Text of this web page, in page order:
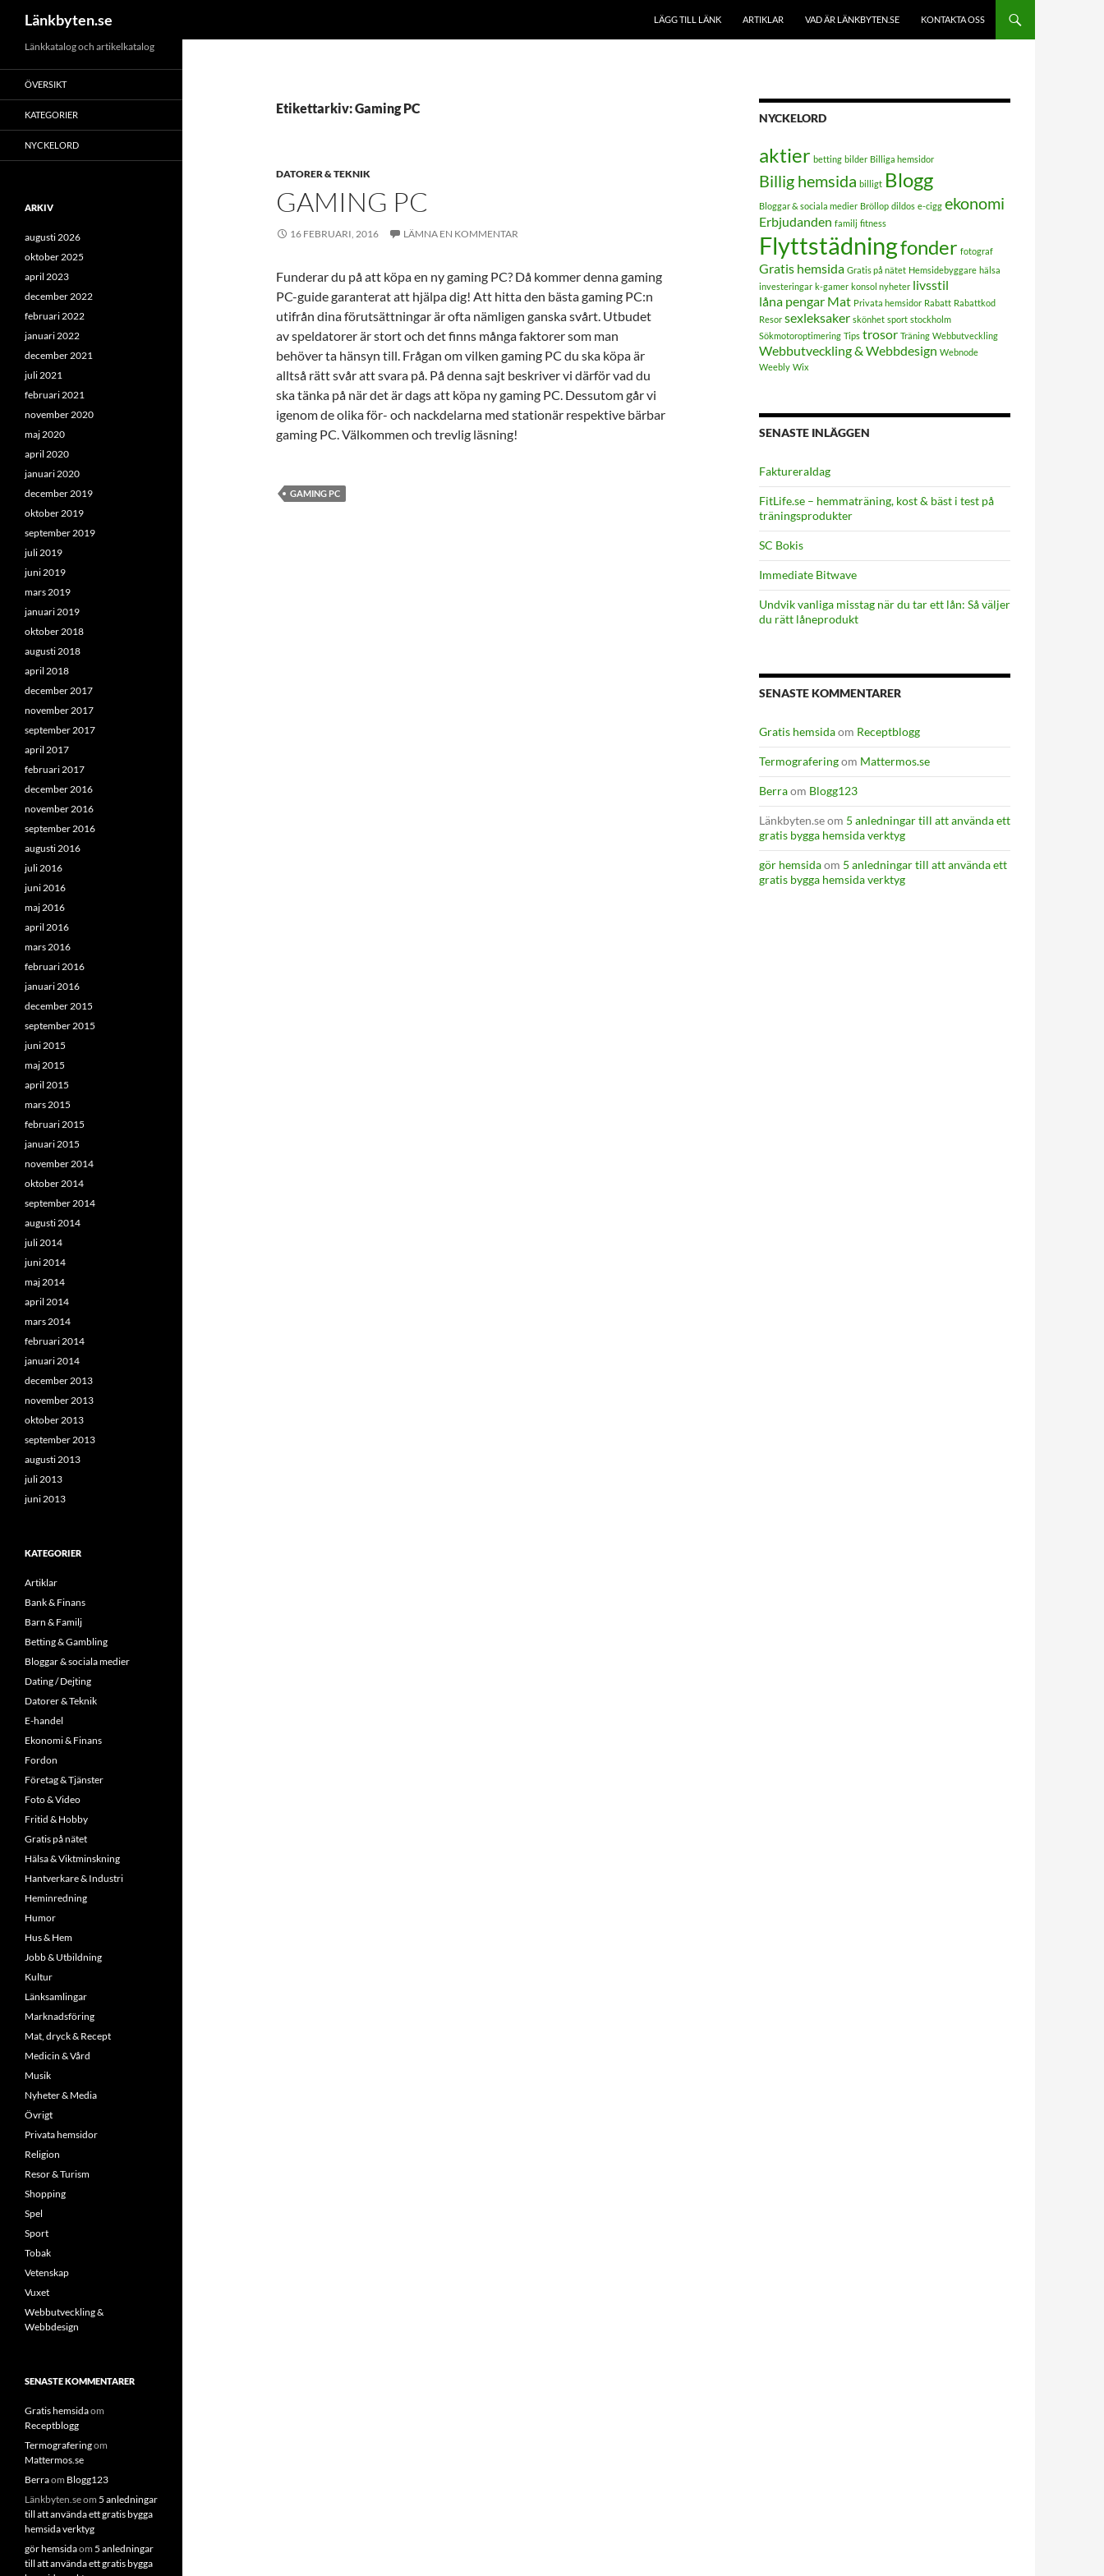
Hoppa
till
innehåll
Länkbyten.se LÄGG TILL LÄNK ARTIKLAR VAD ÄR LÄNKBYTEN.SE KONTAKTA OSS
Etikettarkiv: Gaming PC
DATORER & TEKNIK
GAMING PC
16 FEBRUARI, 2016 LÄMNA EN KOMMENTAR
Funderar du på att köpa en ny gaming PC? Då kommer denna gaming
PC-guide garanterat att hjälpa dig! Att hitta den bästa gaming PC:n
utifrån dina förutsättningar är ofta nämligen ganska svårt. Utbudet
av speldatorer är stort och det finns många faktorer som man
behöver ta hänsyn till. Frågan om vilken gaming PC du ska köpa är
alltså rätt svår att svara på. På denna sajt beskriver vi därför vad du
ska tänka på när det är dags att köpa ny gaming PC. Dessutom går vi
igenom de olika för- och nackdelarna med stationär respektive bärbar
gaming PC. Välkommen och trevlig läsning!
GAMING PC
NYCKELORD
aktier betting bilder Billiga hemsidor
Billig hemsida billigt Blogg
Bloggar & sociala medier Bröllop dildos e-cigg ekonomi
Erbjudanden familj fitness
Flyttstädningfonder fotograf
Gratis hemsida Gratis på nätet Hemsidebyggare hälsa
investeringar k-gamer konsol nyheter livsstil
låna pengar Mat Privata hemsidor Rabatt Rabattkod
Resor sexleksaker skönhet sport stockholm
Sökmotoroptimering Tips trosor Träning Webbutveckling
Webbutveckling & Webbdesign Webnode
Weebly Wix
SENASTE INLÄGGEN
FaktureraIdag
FitLife.se – hemmaträning, kost & bäst i test på
träningsprodukter
SC Bokis
Immediate Bitwave
Undvik vanliga misstag när du tar ett lån: Så väljer
du rätt låneprodukt
SENASTE KOMMENTARER
Gratis hemsidaom Receptblogg
Termograferingom Mattermos.se
Berraom Blogg123
Länkbyten.seom 5 anledningar till att använda ett
gratis bygga hemsida verktyg
gör hemsidaom 5 anledningar till att använda ett
gratis bygga hemsida verktyg
Länkkatalog och artikelkatalog
ÖVERSIKT
KATEGORIER
NYCKELORD
ARKIV
augusti 2026
oktober 2025
april 2023
december 2022
februari 2022
januari 2022
december 2021
juli 2021
februari 2021
november 2020
maj 2020
april 2020
januari 2020
december 2019
oktober 2019
september 2019
juli 2019
juni 2019
mars 2019
januari 2019
oktober 2018
augusti 2018
april 2018
december 2017
november 2017
september 2017
april 2017
februari 2017
december 2016
november 2016
september 2016
augusti 2016
juli 2016
juni 2016
maj 2016
april 2016
mars 2016
februari 2016
januari 2016
december 2015
september 2015
juni 2015
maj 2015
april 2015
mars 2015
februari 2015
januari 2015
november 2014
oktober 2014
september 2014
augusti 2014
juli 2014
juni 2014
maj 2014
april 2014
mars 2014
februari 2014
januari 2014
december 2013
november 2013
oktober 2013
september 2013
augusti 2013
juli 2013
juni 2013
KATEGORIER
Artiklar
Bank & Finans
Barn & Familj
Betting & Gambling
Bloggar & sociala medier
Dating / Dejting
Datorer & Teknik
E-handel
Ekonomi & Finans
Fordon
Företag & Tjänster
Foto & Video
Fritid & Hobby
Gratis på nätet
Hälsa & Viktminskning
Hantverkare & Industri
Heminredning
Humor
Hus & Hem
Jobb & Utbildning
Kultur
Länksamlingar
Marknadsföring
Mat, dryck & Recept
Medicin & Vård
Musik
Nyheter & Media
Övrigt
Privata hemsidor
Religion
Resor & Turism
Shopping
Spel
Sport
Tobak
Vetenskap
Vuxet
Webbutveckling &
Webbdesign
SENASTE KOMMENTARER
Gratis hemsidaom
Receptblogg
Termograferingom
Mattermos.se
Berraom Blogg123
Länkbyten.seom 5 anledningar
till att använda ett gratis bygga
hemsida verktyg
gör hemsidaom 5 anledningar
till att använda ett gratis bygga